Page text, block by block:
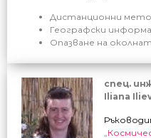
Дистанционни
Географски
Опазване на
спец.
Iliana